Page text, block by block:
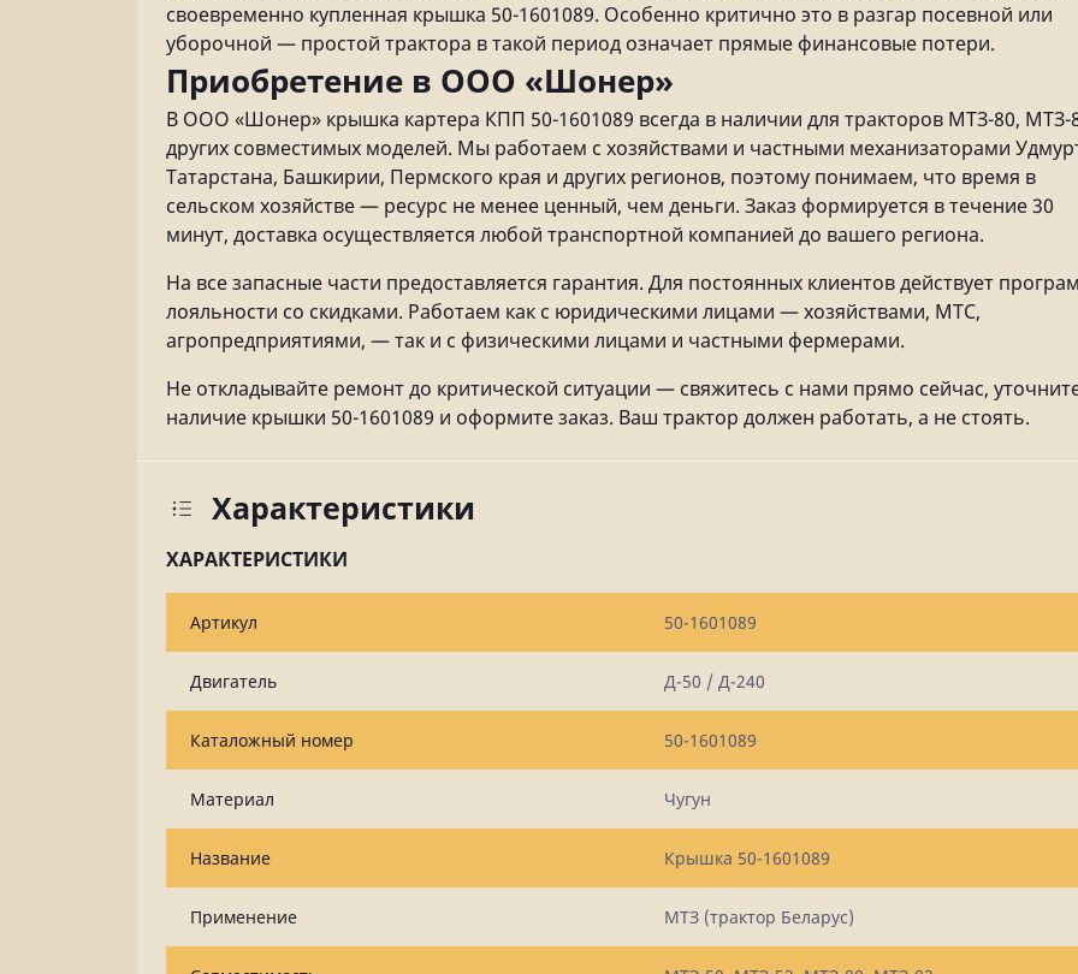
своевременно купленная крышка 50-1601089. Особенно критично это в разгар посевной или
уборочной — простой трактора в такой период означает прямые финансовые потери.
Приобретение в ООО «Шонер»
В ООО «Шонер» крышка картера КПП 50-1601089 всегда в наличии для тракторов МТЗ-80, МТЗ-
других совместимых моделей. Мы работаем с хозяйствами и частными механизаторами
Татарстана, Башкирии, Пермского края и других регионов, поэтому понимаем, что время в
сельском хозяйстве — ресурс не менее ценный, чем деньги. Заказ формируется в течение 30
минут, доставка осуществляется любой транспортной компанией до вашего региона.
На все запасные части предоставляется гарантия. Для постоянных клиентов действует
лояльности со скидками. Работаем как с юридическими лицами — хозяйствами, МТС,
агропредприятиями, — так и с физическими лицами и частными фермерами.
Не откладывайте ремонт до критической ситуации — свяжитесь с нами прямо сейчас,
наличие крышки 50-1601089 и оформите заказ. Ваш трактор должен работать, а не стоять.
Характеристики
ХАРАКТЕРИСТИКИ
Артикул 50-1601089
Двигатель Д-50 / Д-240
Каталожный номер 50-1601089
Материал Чугун
Название Крышка 50-1601089
Применение МТЗ (трактор Беларус)